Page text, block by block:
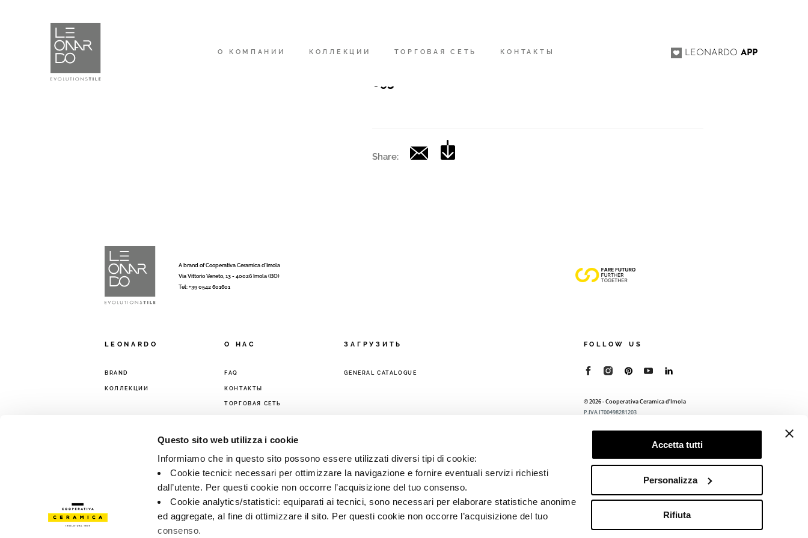
Questo sito web utilizza i cookie
Informiamo che in questo sito possono essere utilizzati diversi tipi di cookie:
Cookie tecnici: necessari per ottimizzare la navigazione e fornire eventuali servizi richiesti
dall’utente. Per questi cookie non occorre l’acquisizione del tuo consenso.
Cookie analytics/statistici: equiparati ai tecnici, sono necessari per elaborare statistiche anonime
ed aggregate, al fine di ottimizzare il sito. Per questi cookie non occorre l’acquisizione del tuo
consenso.
Accetta tutti
Personalizza
Rifiuta
О КОМПАНИИ КОЛЛЕКЦИИ ТОРГОВАЯ СЕТЬ КОНТАКТЫ LEONARDOAPP
693
Share:
A brand of Cooperativa Ceramica d’Imola
Via Vittorio Veneto, 13 - 40026 Imola (BO)
Tel: +39 0542 601601
LEONARDO
BRAND
КОЛЛЕКЦИИ
O HAC
FAQ
КОНТАКТЫ
ТОРГОВАЯ СЕТЬ
ЗАГРУЗИТЬ
GENERAL CATALOGUE
FOLLOW US
© 2026 - Cooperativa Ceramica d’Imola
P.IVA IT00498281203
R.E.A. BO 5545
Cookie policy—Preferenze